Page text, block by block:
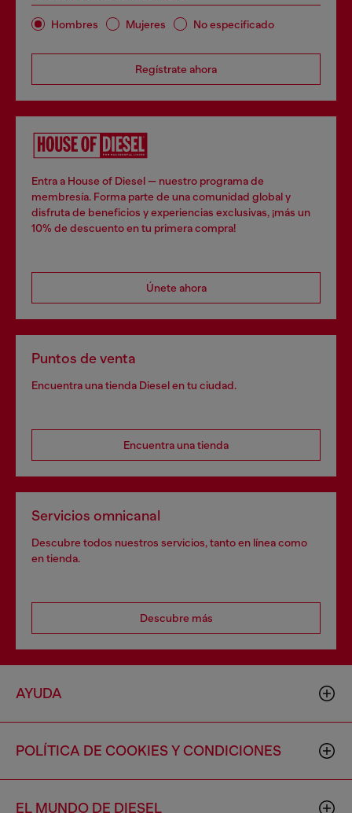
Hombres Mujeres No especificado
Regístrate ahora
Entra a House of Diesel — nuestro programa de
membresía. Forma parte de una comunidad global y
disfruta de beneficios y experiencias exclusivas, ¡más un
10% de descuento en tu primera compra!
Únete ahora
Puntos de venta
Encuentra una tienda Diesel en tu ciudad.
Encuentra una tienda
Servicios omnicanal
Descubre todos nuestros servicios, tanto en línea como
en tienda.
Descubre más
AYUDA
POLÍTICA DE COOKIES Y CONDICIONES
EL MUNDO DE DIESEL